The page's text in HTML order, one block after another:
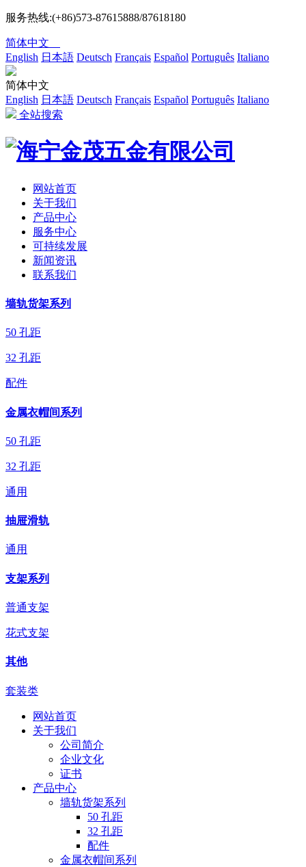
服务热线:(+86)573-87615888/87618180
简体中文
English 日本語 Deutsch Français Español Português Italiano
简体中文
English 日本語 Deutsch Français Español Português Italiano
全站搜索
网站首页
关于我们
产品中心
服务中心
可持续发展
新闻资讯
联系我们
墙轨货架系列
50 孔距
32 孔距
配件
金属衣帽间系列
50 孔距
32 孔距
通用
抽屉滑轨
通用
支架系列
普通支架
花式支架
其他
套装类
网站首页
关于我们
公司简介
企业文化
证书
产品中心
墙轨货架系列
50 孔距
32 孔距
配件
金属衣帽间系列